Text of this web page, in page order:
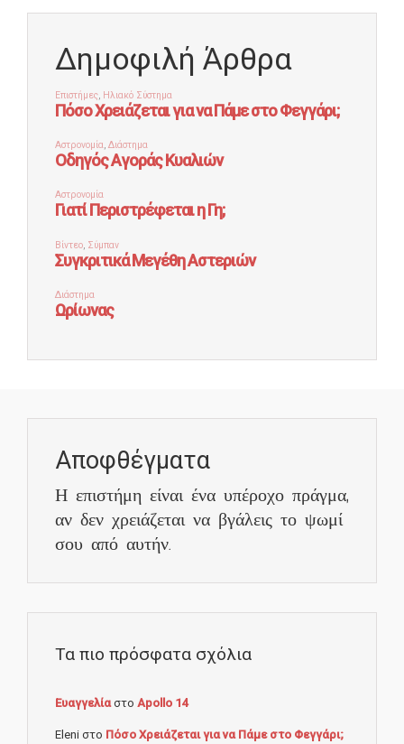
Δημοφιλή Άρθρα
Αποφθέγματα
Η επιστήμη είναι ένα υπέροχο πράγμα,
αν δεν χρειάζεται να βγάλεις το ψωμί
σου από αυτήν.
Τα πιο πρόσφατα σχόλια
Ευαγγελίαστο Apollo 14
Eleni στο Πόσο Χρειάζεται για να Πάμε στο Φεγγάρι;